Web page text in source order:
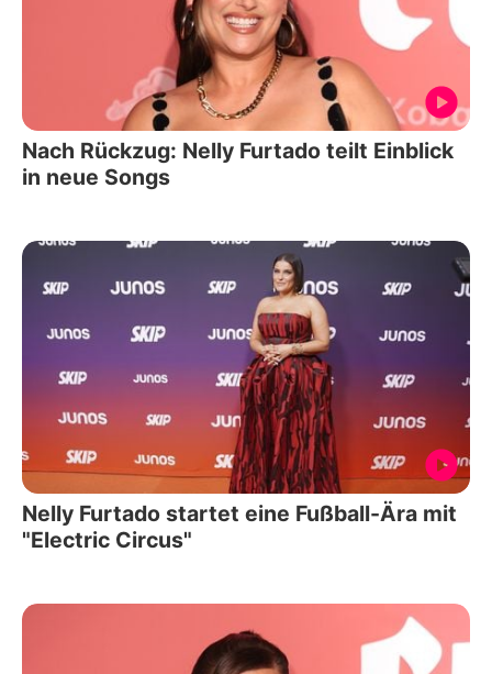
Nach Rückzug: Nelly Furtado teilt Einblick
in neue Songs
Nelly Furtado startet eine Fußball-Ära mit
"Electric Circus"